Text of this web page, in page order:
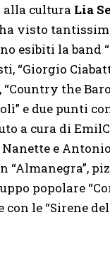
alla cultura Lia
visto
esibiti la band
“Giorgio
the
e due punti
a cura di
e
“Almanegra”,
popolare
le “Sirene